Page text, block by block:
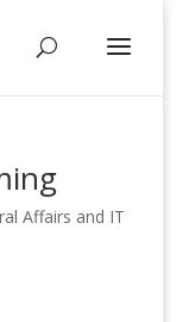
Affairs and IT